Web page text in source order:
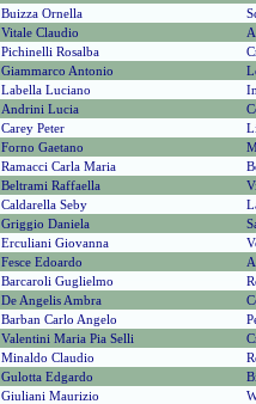
Buizza Ornella
Vitale Claudio
Pichinelli Rosalba
Giammarco Antonio
Labella Luciano
Andrini Lucia
Carey Peter
Forno Gaetano
Ramacci Carla Maria
Beltrami Raffaella
Caldarella Seby
Griggio Daniela
Erculiani Giovanna
Fesce Edoardo
Barcaroli Guglielmo
De Angelis Ambra
Barban Carlo Angelo
Valentini Maria Pia Selli
Minaldo Claudio
Gulotta Edgardo
Giuliani Maurizio